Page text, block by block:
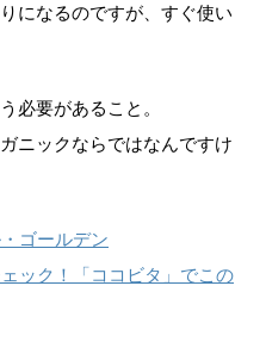
になるのですが、すぐ使い
必要があること。
ニックならではなんですけ
「ココビタ」でこの